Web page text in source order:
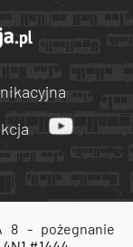
8 - pożegnanie